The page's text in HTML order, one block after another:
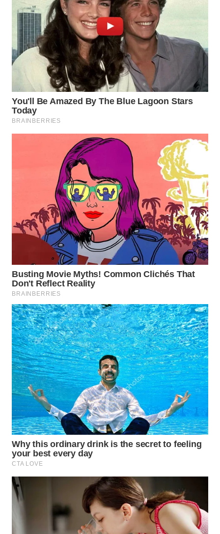
WN
PAKPAK
WN
KARAWANG
WN
BEKASI
WN
TAPANULI
UTARA
WN
WN
PADANG
LAWAS
WN
SUMEDANG
WN
CIANJUR
WN
KEPULAUAN
SERIBU
WN
TANGERANG
WN
BINJAI